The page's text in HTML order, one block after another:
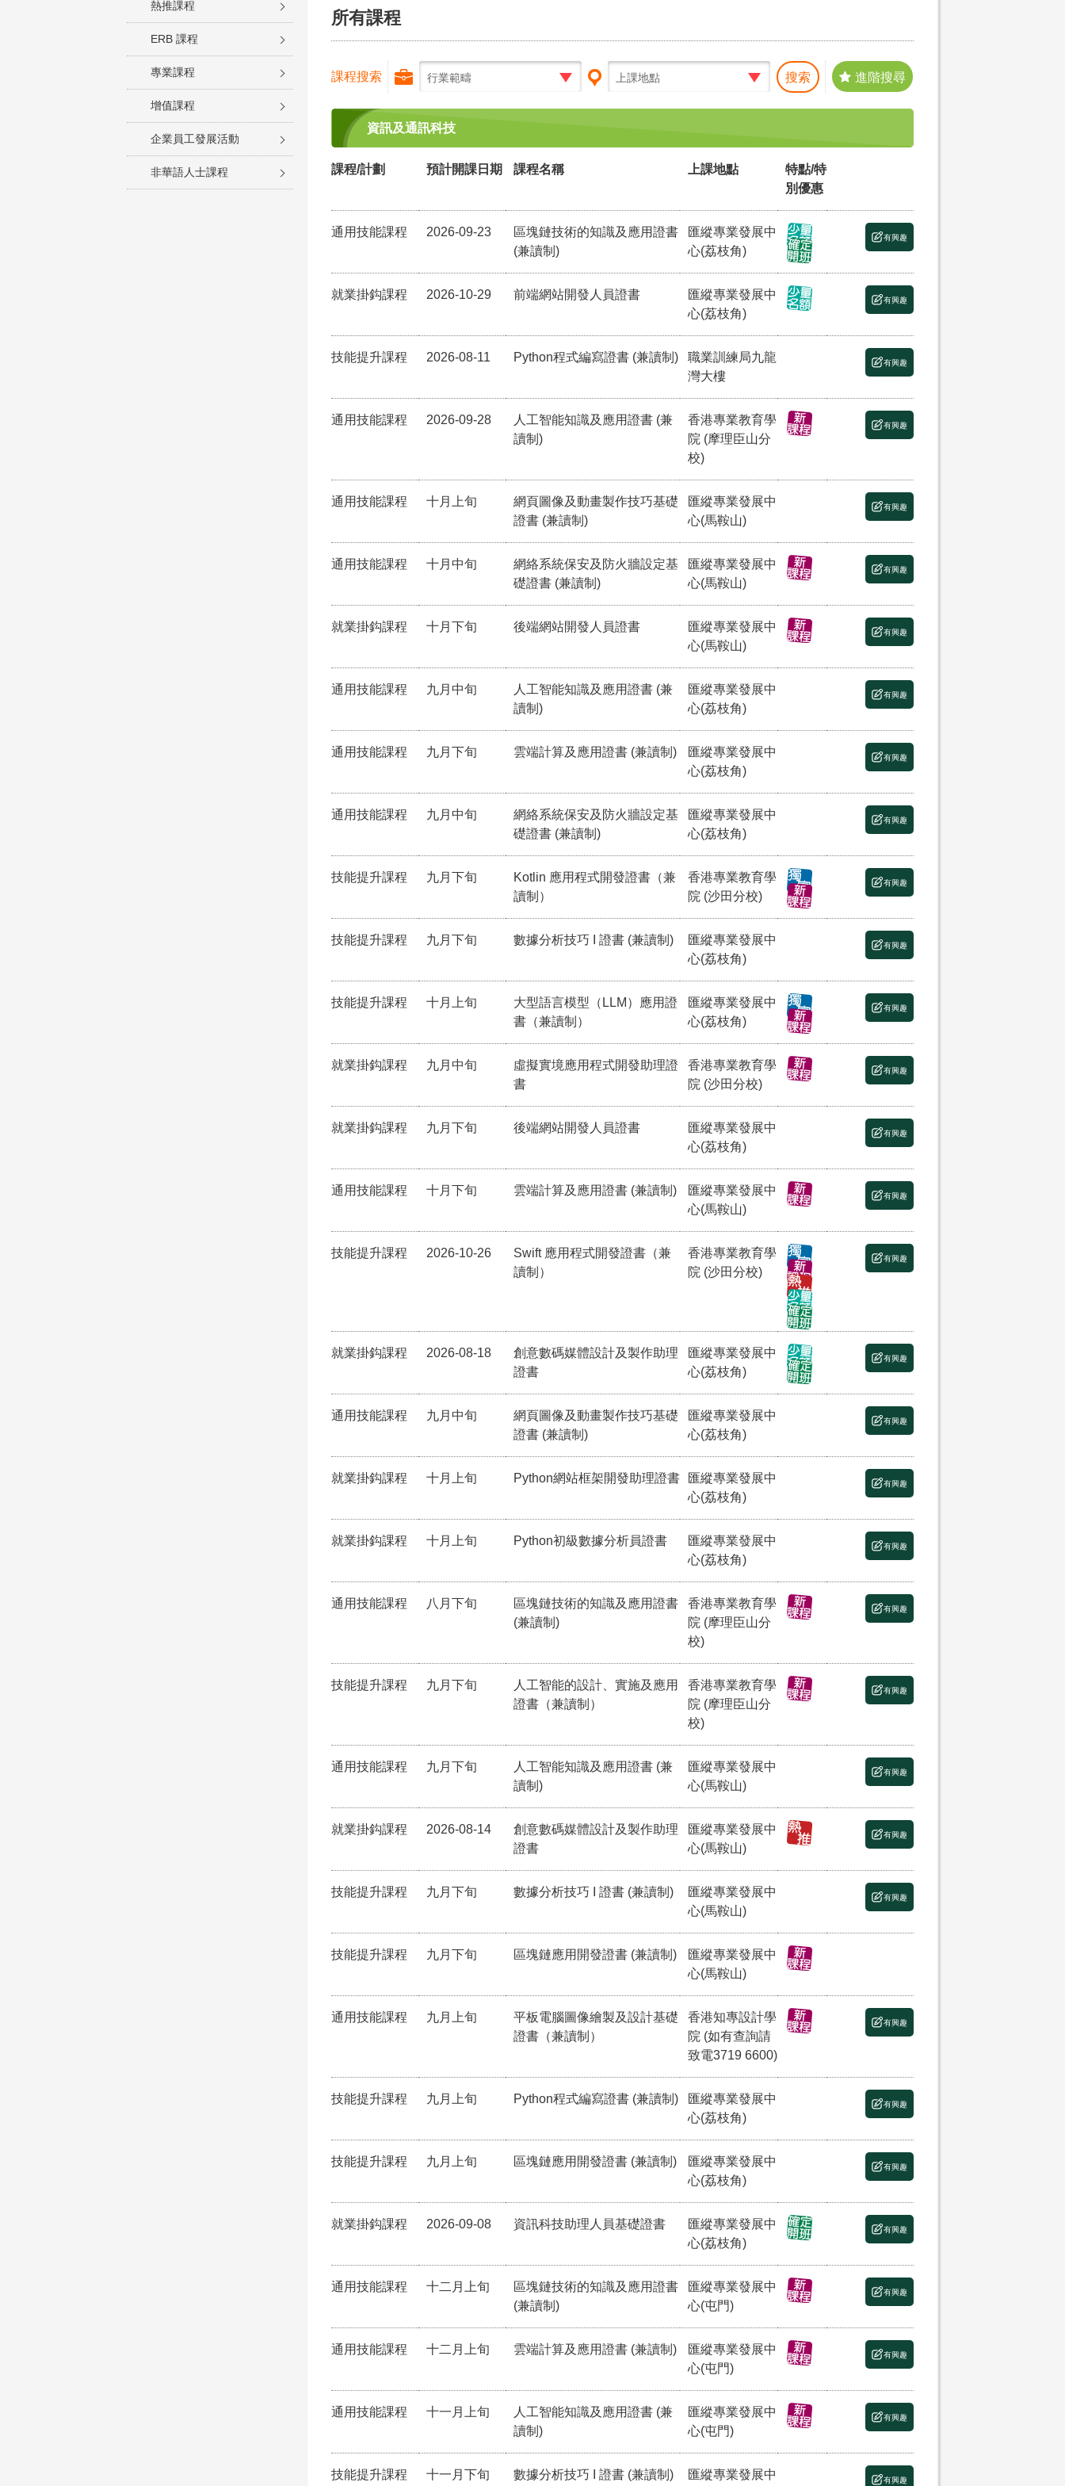
熱推課程
ERB 課程
專業課程
增值課程
企業員工發展活動
非華語人士課程
所有課程
課程搜索 行業範疇 上課地點 搜索 進階搜尋
資訊及通訊科技
課程/計劃 預計開課日期 課程名稱 上課地點
特點/特
別優惠
通用技能課程 2026-09-23
區塊鏈技術的知識及應用證書
(兼讀制)
匯縱專業發展中
心(荔枝角)
有興趣
就業掛鈎課程 2026-10-29 前端網站開發人員證書
匯縱專業發展中
心(荔枝角)
有興趣
技能提升課程 2026-08-11 Python程式編寫證書 (兼讀制)
職業訓練局九龍
灣大樓
有興趣
通用技能課程 2026-09-28
人工智能知識及應用證書 (兼
讀制)
香港專業教育學
院 (摩理臣山分
校)
有興趣
通用技能課程 十月上旬
網頁圖像及動畫製作技巧基礎
證書 (兼讀制)
匯縱專業發展中
心(馬鞍山)
有興趣
通用技能課程 十月中旬
網絡系統保安及防火牆設定基
礎證書 (兼讀制)
匯縱專業發展中
心(馬鞍山)
有興趣
就業掛鈎課程 十月下旬 後端網站開發人員證書
匯縱專業發展中
心(馬鞍山)
有興趣
通用技能課程 九月中旬
人工智能知識及應用證書 (兼
讀制)
匯縱專業發展中
心(荔枝角)
有興趣
通用技能課程 九月下旬 雲端計算及應用證書 (兼讀制)
匯縱專業發展中
心(荔枝角)
有興趣
通用技能課程 九月中旬
網絡系統保安及防火牆設定基
礎證書 (兼讀制)
匯縱專業發展中
心(荔枝角)
有興趣
技能提升課程 九月下旬
Kotlin 應用程式開發證書（兼
讀制）
香港專業教育學
院 (沙田分校)
有興趣
技能提升課程 九月下旬 數據分析技巧 I 證書 (兼讀制)
匯縱專業發展中
心(荔枝角)
有興趣
技能提升課程 十月上旬
大型語言模型（LLM）應用證
書（兼讀制）
匯縱專業發展中
心(荔枝角)
有興趣
就業掛鈎課程 九月中旬
虛擬實境應用程式開發助理證
書
香港專業教育學
院 (沙田分校)
有興趣
就業掛鈎課程 九月下旬 後端網站開發人員證書
匯縱專業發展中
心(荔枝角)
有興趣
通用技能課程 十月下旬 雲端計算及應用證書 (兼讀制)
匯縱專業發展中
心(馬鞍山)
有興趣
技能提升課程 2026-10-26
Swift 應用程式開發證書（兼
讀制）
香港專業教育學
院 (沙田分校)
有興趣
就業掛鈎課程 2026-08-18
創意數碼媒體設計及製作助理
證書
匯縱專業發展中
心(荔枝角)
有興趣
通用技能課程 九月中旬
網頁圖像及動畫製作技巧基礎
證書 (兼讀制)
匯縱專業發展中
心(荔枝角)
有興趣
就業掛鈎課程 十月上旬 Python網站框架開發助理證書
匯縱專業發展中
心(荔枝角)
有興趣
就業掛鈎課程 十月上旬 Python初級數據分析員證書
匯縱專業發展中
心(荔枝角)
有興趣
通用技能課程 八月下旬
區塊鏈技術的知識及應用證書
(兼讀制)
香港專業教育學
院 (摩理臣山分
校)
有興趣
技能提升課程 九月下旬
人工智能的設計、實施及應用
證書（兼讀制）
香港專業教育學
院 (摩理臣山分
校)
有興趣
通用技能課程 九月下旬
人工智能知識及應用證書 (兼
讀制)
匯縱專業發展中
心(馬鞍山)
有興趣
就業掛鈎課程 2026-08-14
創意數碼媒體設計及製作助理
證書
匯縱專業發展中
心(馬鞍山)
有興趣
技能提升課程 九月下旬 數據分析技巧 I 證書 (兼讀制)
匯縱專業發展中
心(馬鞍山)
有興趣
技能提升課程 九月下旬 區塊鏈應用開發證書 (兼讀制)
匯縱專業發展中
心(馬鞍山)
通用技能課程 九月上旬
平板電腦圖像繪製及設計基礎
證書（兼讀制）
香港知專設計學
院 (如有查詢請
致電3719 6600)
有興趣
技能提升課程 九月上旬 Python程式編寫證書 (兼讀制)
匯縱專業發展中
心(荔枝角)
有興趣
技能提升課程 九月上旬 區塊鏈應用開發證書 (兼讀制)
匯縱專業發展中
心(荔枝角)
有興趣
就業掛鈎課程 2026-09-08 資訊科技助理人員基礎證書
匯縱專業發展中
心(荔枝角)
有興趣
通用技能課程 十二月上旬
區塊鏈技術的知識及應用證書
(兼讀制)
匯縱專業發展中
心(屯門)
有興趣
通用技能課程 十二月上旬 雲端計算及應用證書 (兼讀制)
匯縱專業發展中
心(屯門)
有興趣
通用技能課程 十一月上旬
人工智能知識及應用證書 (兼
讀制)
匯縱專業發展中
心(屯門)
有興趣
技能提升課程 十一月下旬 數據分析技巧 I 證書 (兼讀制) 匯縱專業發展中 有興趣